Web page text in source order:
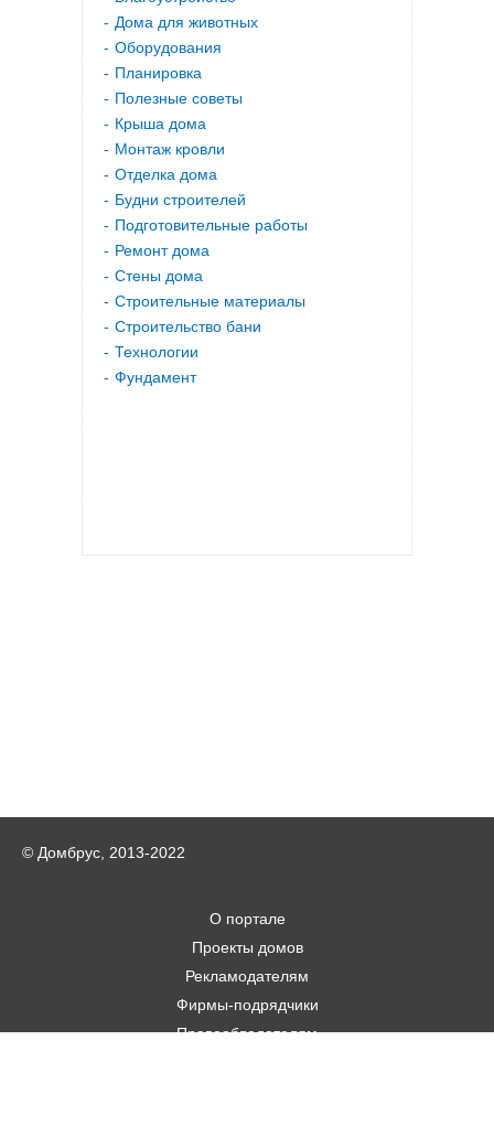
Дома для животных
Оборудования
Планировка
Полезные советы
Крыша дома
Монтаж кровли
Отделка дома
Будни строителей
Подготовительные работы
Ремонт дома
Стены дома
Строительные материалы
Строительство бани
Технологии
Фундамент
© Домбрус, 2013-2022
О портале
Проекты домов
Рекламодателям
Фирмы-подрядчики
Правообладателям